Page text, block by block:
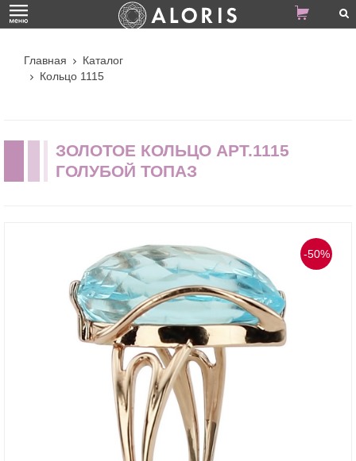
Главная
Каталог
Кольцо 1115
ЗОЛОТОЕ КОЛЬЦО АРТ.1115
ГОЛУБОЙ ТОПАЗ
-50%